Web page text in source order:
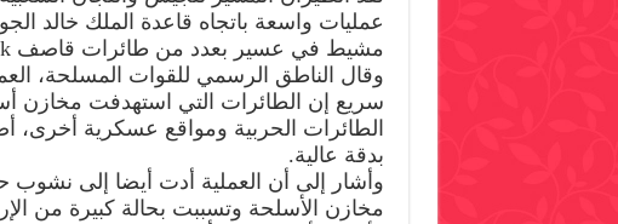
خالد
في
عسير
ويحول
مخازنها
كتلة
نارية
مغلقة
عمليات واسعة باتجاه قاعدة الملك خالد
مشيط في عسير بعدد من طائرات قاصف 2‪k‬.
وقال الناطق الرسمي للقوات المسلحة،
سريع إن الطائرات التي استهدفت مخازن
الطائرات الحربية ومواقع عسكرية أخرى،
بدقة عالية.
وأشار إلى أن العملية أدت أيضا إلى نشوب
مخازن الأسلحة وتسببت بحالة كبيرة من